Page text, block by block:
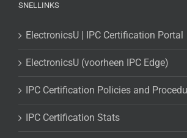
SNELLINKS
ElectronicsU | IPC Certification Portal
ElectronicsU (voorheen IPC Edge)
IPC Certification Policies and
IPC Certification Stats